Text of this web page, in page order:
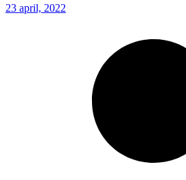
23 april, 2022